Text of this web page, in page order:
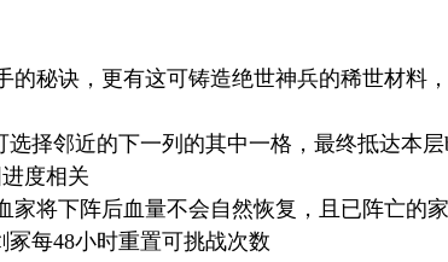
秘诀，更有这可铸造绝世神兵的稀世材料
择邻近的下一列的其中一格，最终抵达本
度相关
将下阵后血量不会自然恢复，且已阵亡的
冢每48小时重置可挑战次数